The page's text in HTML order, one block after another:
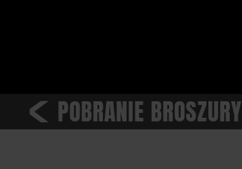
POBRANIE BROSZURY